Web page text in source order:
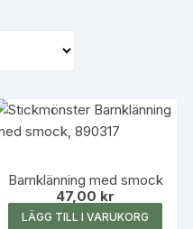
Barnklänning med smock
47,00 kr
LÄGG TILL I VARUKORG